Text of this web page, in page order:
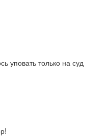
уповать только на суд